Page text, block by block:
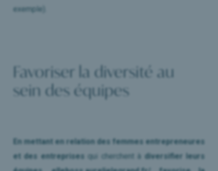
exemple).
Favoriser la diversité au
sein des équipes
En mettant en relation des femmes entrepreneures
et des entreprises qui cherchent à diversifier leurs